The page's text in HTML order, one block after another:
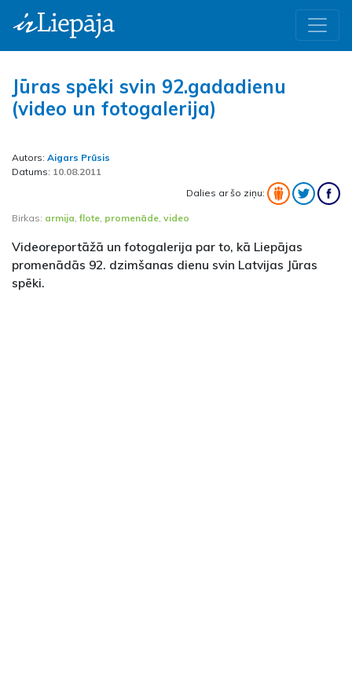
Jūras spēki svin 92.gadadienu
(video un fotogalerija)
Autors: Aigars Prūsis
Datums: 10.08.2011
Dalies ar šo ziņu:
Birkas: armija ,flote promenāde video
Videoreportāžā un fotogalerija par to, kā Liepājas
promenādās 92. dzimšanas dienu svin Latvijas Jūras
spēki.